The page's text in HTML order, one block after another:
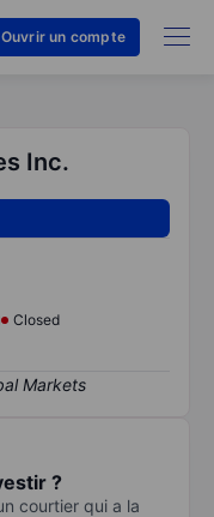
Ouvrir un compte
Inc.
Closed
?
courtier qui a la